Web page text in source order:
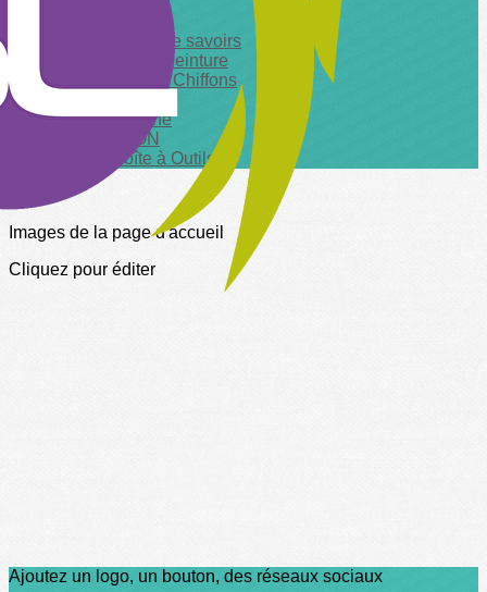
TSL Echange de savoirs
TSL Atelier de peinture
TSL Bobines & Chiffons
TSL Patrimoine
TSL LESSON
TSL La Boîte à Outils
Images de la page d'accueil
Cliquez pour éditer
Ajoutez un logo, un bouton, des réseaux sociaux